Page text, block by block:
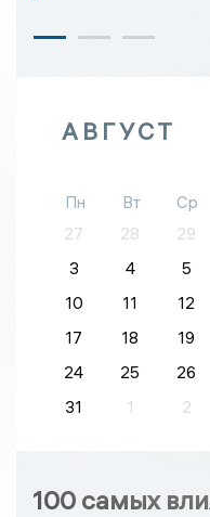
АВГУСТ
Пн Вт Ср
27
28 29
3
4 5
10
11 12
17
18 19
24
25 26
31
1 2
100 самых